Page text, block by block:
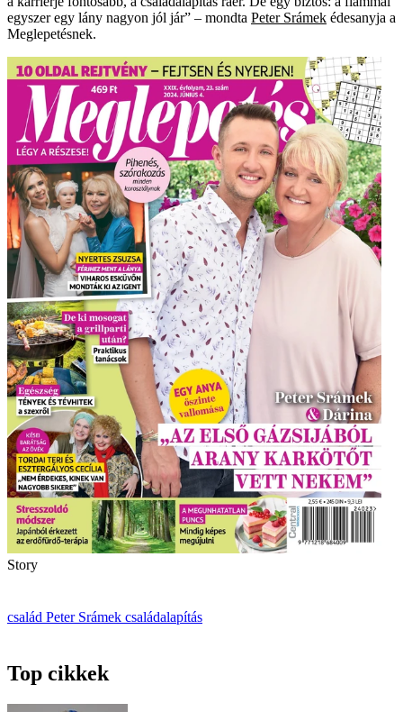
egyszer egy lány nagyon jól jár” – mondta Peter Srámek édesanyja a
Meglepetésnek.
Story
család Peter Srámek családalapítás
Top cikkek